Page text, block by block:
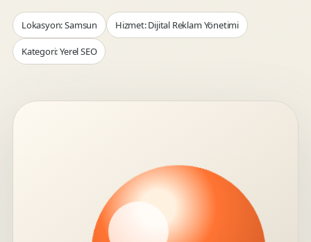
Lokasyon: Samsun Hizmet: Dijital Reklam Yönetimi
Kategori: Yerel SEO